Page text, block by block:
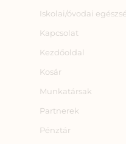
Iskolai/óvodai
Kapcsolat
Kezdőoldal
Kosár
Munkatársak
Partnerek
Pénztár